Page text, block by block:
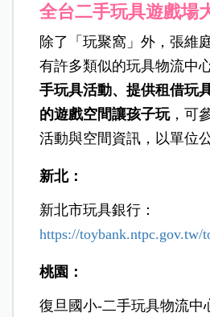
全台二手玩具遊戲場
除了「玩聚窩」外，張維
有許多類似的玩具物流中
手玩具活動、提供租借玩
的遊戲空間讓孩子玩，可
活動與空間資訊，以單位
新北：
新北市玩具銀行：
https://toybank.ntpc.gov.tw/
桃園：
復旦國小-二手玩具物流中